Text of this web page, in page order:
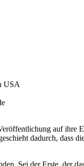
USA
auf ihre
dadurch, dass
Sei der Erste, der